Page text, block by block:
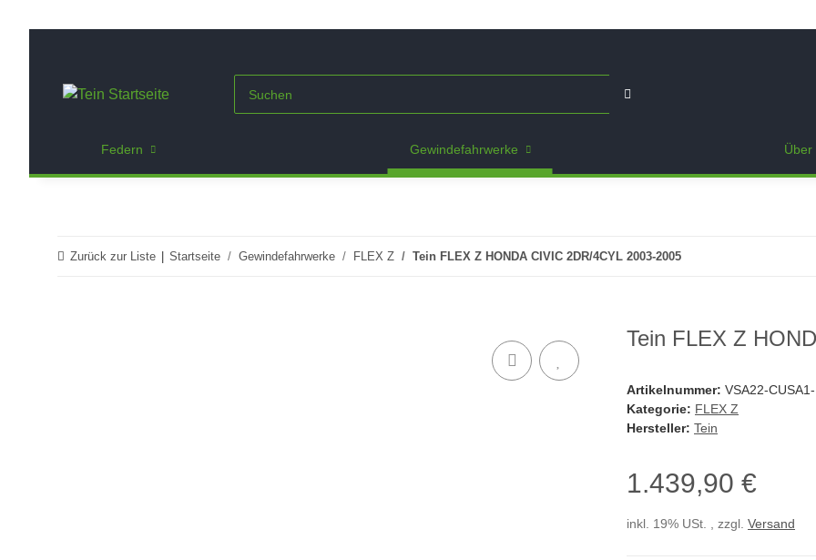
Federn Gewindefahrwerke Über
Zurück zur Liste Startseite Gewindefahrwerke FLEX Z Tein FLEX Z HONDA CIVIC 2DR/4CYL 2003-2005
Tein FLEX Z
Artikelnummer: VSA22-
Kategorie: FLEX Z
Hersteller: Tein
1.439,90 €
inkl. 19% USt. , zzgl. Versand